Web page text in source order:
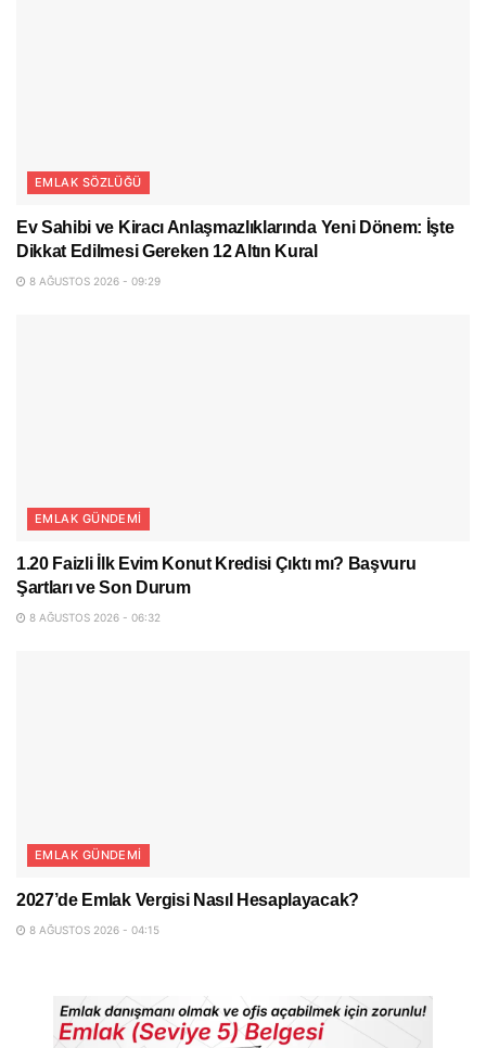
EMLAK SÖZLÜĞÜ
Ev Sahibi ve Kiracı Anlaşmazlıklarında Yeni Dönem: İşte
Dikkat Edilmesi Gereken 12 Altın Kural
8 AĞUSTOS 2026 - 09:29
EMLAK GÜNDEMI
1.20 Faizli İlk Evim Konut Kredisi Çıktı mı? Başvuru
Şartları ve Son Durum
8 AĞUSTOS 2026 - 06:32
EMLAK GÜNDEMI
2027’de Emlak Vergisi Nasıl Hesaplayacak?
8 AĞUSTOS 2026 - 04:15